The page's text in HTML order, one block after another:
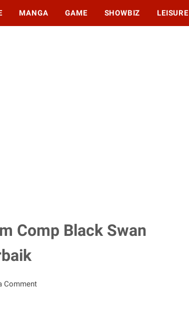
MANGA GAME SHOWBIZ LEISURE
Comp Black Swan
Comment